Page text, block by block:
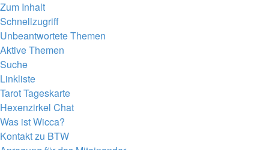
Zum Inhalt
Schnellzugriff
Unbeantwortete Themen
Aktive Themen
Suche
Linkliste
Tarot Tageskarte
Hexenzirkel Chat
Was ist Wicca?
Kontakt zu BTW